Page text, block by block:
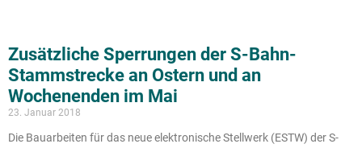
Zusätzliche Sperrungen der S-Bahn-
Stammstrecke an Ostern und an
Wochenenden im Mai
23. Januar 2018
Die Bauarbeiten für das neue elektronische Stellwerk (ESTW) der S-